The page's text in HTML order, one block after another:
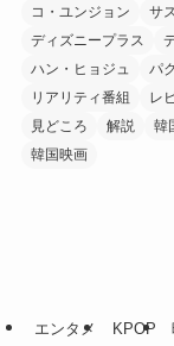
コ・ユンジョン
サ
ディズニープラス
ハン・ヒョジュ
パ
リアリティ番組
レ
見どころ
解説 韓
韓国映画
エンタメ KPOP